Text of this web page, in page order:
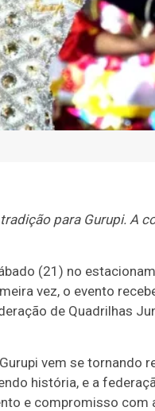
para Gurupi. A
(21) no
vez, o evento
de Quadrilhas
vem se tornando
história, e a
e compromisso com